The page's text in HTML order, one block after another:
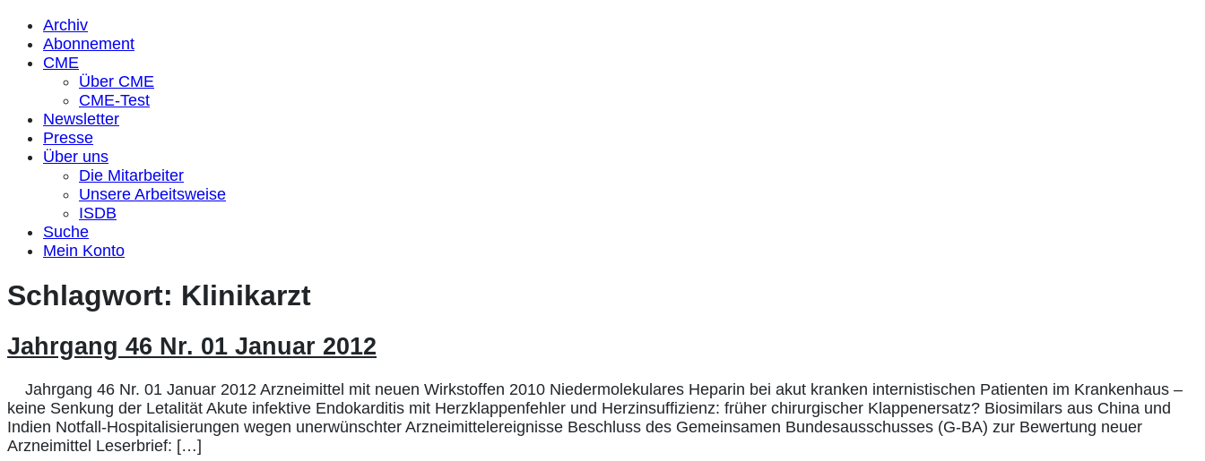
Archiv
Abonnement
CME
Über CME
CME-Test
Newsletter
Presse
Über uns
Die Mitarbeiter
Unsere Arbeitsweise
ISDB
Suche
Mein Konto
Schlagwort: Klinikarzt
Jahrgang 46 Nr. 01 Januar 2012
Jahrgang 46 Nr. 01 Januar 2012 Arzneimittel mit neuen Wirkstoffen 2010 Niedermolekulares Heparin bei akut kranken internistischen Patienten im Krankenhaus –
keine Senkung der Letalität Akute infektive Endokarditis mit Herzklappenfehler und Herzinsuffizienz: früher chirurgischer Klappenersatz? Biosimilars aus China und
Indien Notfall-Hospitalisierungen wegen unerwünschter Arzneimittelereignisse Beschluss des Gemeinsamen Bundesausschusses (G-BA) zur Bewertung neuer
Arzneimittel Leserbrief: […]